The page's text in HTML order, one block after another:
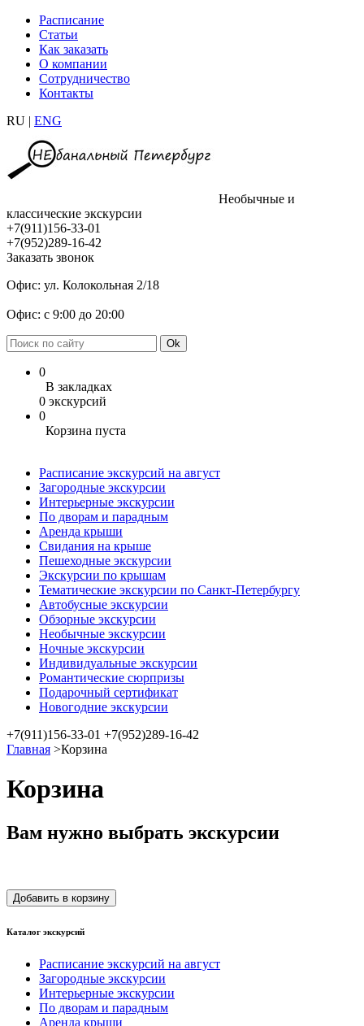
Расписание
Статьи
Как заказать
О компании
Сотрудничество
Контакты
RU | ENG
Необычные и
классические экскурсии
+7(911)156-33-01
+7(952)289-16-42
Заказать звонок
Офис: ул. Колокольная 2/18
Офис: с 9:00 до 20:00
0
В закладках
0 экскурсий
0
Корзина пуста
Расписание экскурсий на август
Загородные экскурсии
Интерьерные экскурсии
По дворам и парадным
Аренда крыши
Свидания на крыше
Пешеходные экскурсии
Экскурсии по крышам
Тематические экскурсии по Санкт-Петербургу
Автобусные экскурсии
Обзорные экскурсии
Необычные экскурсии
Ночные экскурсии
Индивидуальные экскурсии
Романтические сюрпризы
Подарочный сертификат
Новогодние экскурсии
+7(911)156-33-01 +7(952)289-16-42
Главная >Корзина
Корзина
Вам нужно выбрать экскурсии
Каталог экскурсий
Расписание экскурсий на август
Загородные экскурсии
Интерьерные экскурсии
По дворам и парадным
Аренда крыши